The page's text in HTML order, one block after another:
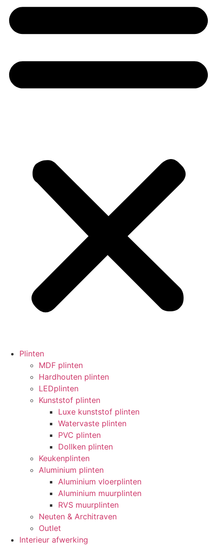
Plinten
MDF plinten
Hardhouten plinten
LEDplinten
Kunststof plinten
Luxe kunststof plinten
Watervaste plinten
PVC plinten
Dollken plinten
Keukenplinten
Aluminium plinten
Aluminium vloerplinten
Aluminium muurplinten
RVS muurplinten
Neuten & Architraven
Outlet
Interieur afwerking